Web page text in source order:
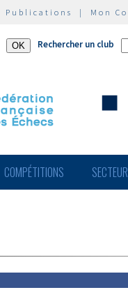
Publications | Mon
Rechercher un club
COMPÉTITIONS